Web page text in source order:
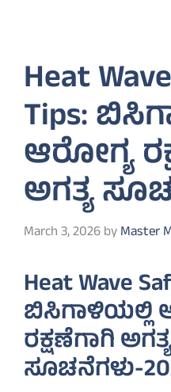
Heat
Tips:
ಆರೋಗ್ಯ
ಅಗತ್ಯ
March 3, 2026byMaster
Heat Wave
ಬಿಸಿಗಾಳಿಯಲ್ಲಿ
ರಕ್ಷಣೆಗಾಗಿ ಅಗತ್ಯ
ಸೂಚನೆಗಳು-